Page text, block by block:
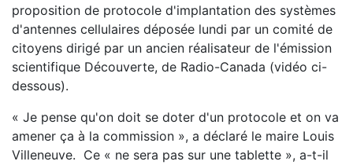
proposition de protocole d'implantation des systèmes
d'antennes cellulaires déposée lundi par un comité de
citoyens dirigé par un ancien réalisateur de l'émission
scientifique Découverte, de Radio-Canada (vidéo ci-
dessous).
« Je pense qu'on doit se doter d'un protocole et on va
amener ça à la commission », a déclaré le maire Louis
Villeneuve. Ce « ne sera pas sur une tablette », a-t-il